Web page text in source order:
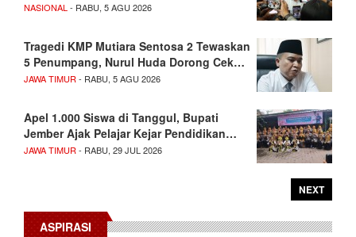
NASIONAL - RABU, 5 AGU 2026
Tragedi KMP Mutiara Sentosa 2 Tewaskan
5 Penumpang, Nurul Huda Dorong Cek…
JAWA TIMUR - RABU, 5 AGU 2026
Apel 1.000 Siswa di Tanggul, Bupati
Jember Ajak Pelajar Kejar Pendidikan…
JAWA TIMUR - RABU, 29 JUL 2026
NEXT
ASPIRASI